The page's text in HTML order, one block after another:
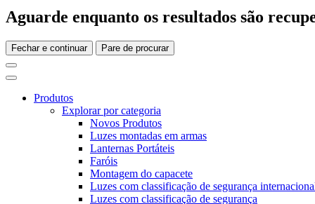
Aguarde enquanto os resultados são
Fechar e continuar Pare de procurar
Produtos
Explorar por categoria
Novos Produtos
Luzes montadas em armas
Lanternas Portáteis
Faróis
Montagem do capacete
Luzes com classificação de segurança
Luzes com classificação de segurança